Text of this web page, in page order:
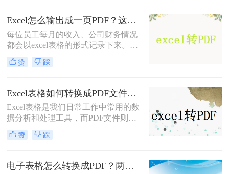
任务。
Excel怎么输出成一页PDF？这三种方法可以解决！
每位员工每月的收入、公司财务情况
都会以excel表格的形式记录下来。一
些企业由于人数众多，他们的薪水水
平大部分是不同的。为避免工资表被
会把Excel怎么输出成一页PDF保存。
那么要怎么将Excel转PDF呢？小编就
把excel转换pdf的操作方法告诉大家。
赞 踩
Excel表格如何转换成PDF文件？试试这二个办法！
Excel表格是我们日常工作中常用的数
据分析和处理工具，而PDF文件则是
一种跨平台、不可编辑的文档格式，
适用于在不同设备和操作系统间共享
为PDF文件，可以确保数据的完整性
和安全性，方便我们在不同环境下进
赞 踩
电子表格怎么转换成PDF？两种方法轻松学会！